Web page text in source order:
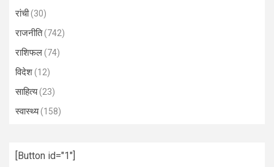
रांची(30)
राजनीति(742)
राशिफल(74)
विदेश(12)
साहित्य(23)
स्वास्थ्य(158)
[Button id="1"]